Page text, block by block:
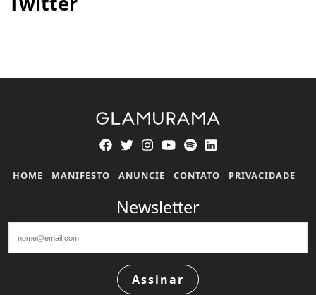
HOME MANIFESTO ANUNCIE CONTATO PRIVACIDADE
Newsletter